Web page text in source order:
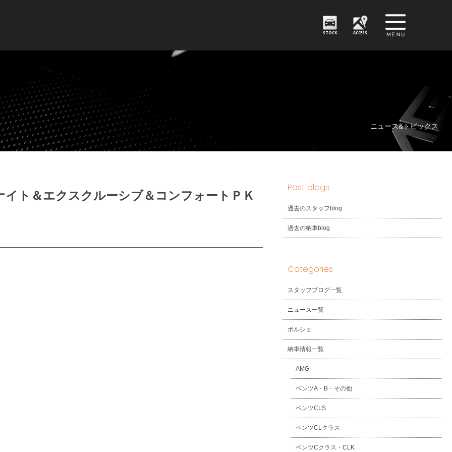
STOCK ACCESS
ニュース&トピックス
ト＆エクスクルーシブ＆コンフォートＰＫ
Past blogs
過去のスタッフblog
過去の納車blog
Categories
スタッフブログ一覧
ニュース一覧
ポルシェ
納車情報一覧
AMG
ベンツA・B・その他
ベンツCLS
ベンツCLクラス
ベンツCクラス・CLK